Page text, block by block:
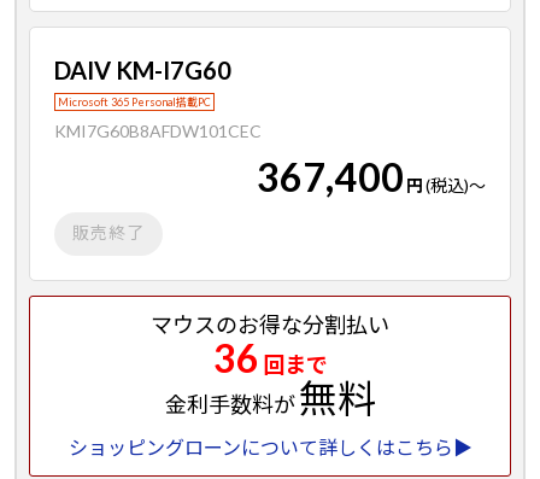
DAIV KM-I7G60
Microsoft 365 Personal搭載PC
KMI7G60B8AFDW101CEC
367,400 円(税込)～
販売終了
マウスのお得な分割払い
36 回まで
金利手数料が無料
ショッピングローンについて詳しくはこちら▶